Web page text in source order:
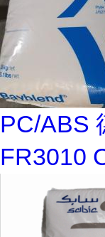
PC/ABS
FR3010